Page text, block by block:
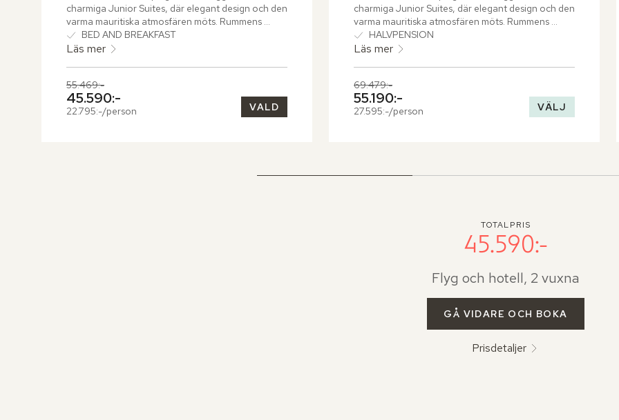
charmiga Junior Suites, där elegant design och den
varma mauritiska atmosfären möts. Rummens
smakfulla inredning inkluderar en mysig
vardagsrumsdel som bjuder in till avkopplande
imponerande golfbanan, vilket skapar en perfekt
plats för att njuta av den omgivande naturen.
BED AND BREAKFAST
Läs mer
Tidigare pris,
55.469:-
Nuvarande pris,
45.590:-
22.795:-/person VALD
charmiga Junior Suites, där elegant design och den
varma mauritiska atmosfären möts. Rummens
smakfulla inredning inkluderar en mysig
vardagsrumsdel som bjuder in till avkopplande
imponerande golfbanan, vilket skapar en perfekt
plats för att njuta av den omgivande naturen.
HALVPENSION
Läs mer
Tidigare pris,
69.479:-
Nuvarande pris,
55.190:-
27.595:-/person VÄLJ
TOTALPRIS
45.590:-
Flyg och hotell, 2 vuxna
GÅ VIDARE OCH BOKA
Prisdetaljer